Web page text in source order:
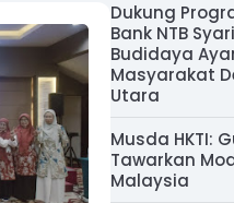
Dukung
Bank NTB
Budidaya
Masyarakat
Utara
Musda HKTI:
Tawarkan
Malaysia